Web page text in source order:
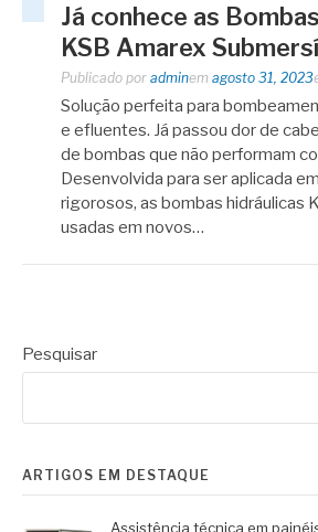
Já conhece as
KSB Amarex
Publicado por adminem agosto 31, 2023
Solução perfeita para
e efluentes. Já passou dor de
de bombas que não performam
Desenvolvida para ser aplicada
rigorosos, as bombas hidráulicas
usadas em novos…
Pesquisar
ARTIGOS EM DESTAQUE
Assistência técnica em